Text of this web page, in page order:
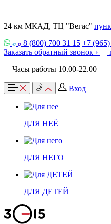
24 км МКАД, ТЦ "Вегас"
8 (800) 700 31 15 +7
Заказать обратный звонок ›
Часы работы 10.00-22.00
Вход
ДЛЯ НЕЁ
ДЛЯ НЕГО
ДЛЯ ДЕТЕЙ